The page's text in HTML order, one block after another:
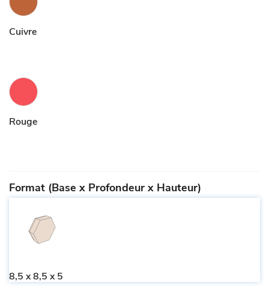
Cuivre
Rouge
Format (Base x Profondeur x Hauteur)
8,5 x 8,5 x 5